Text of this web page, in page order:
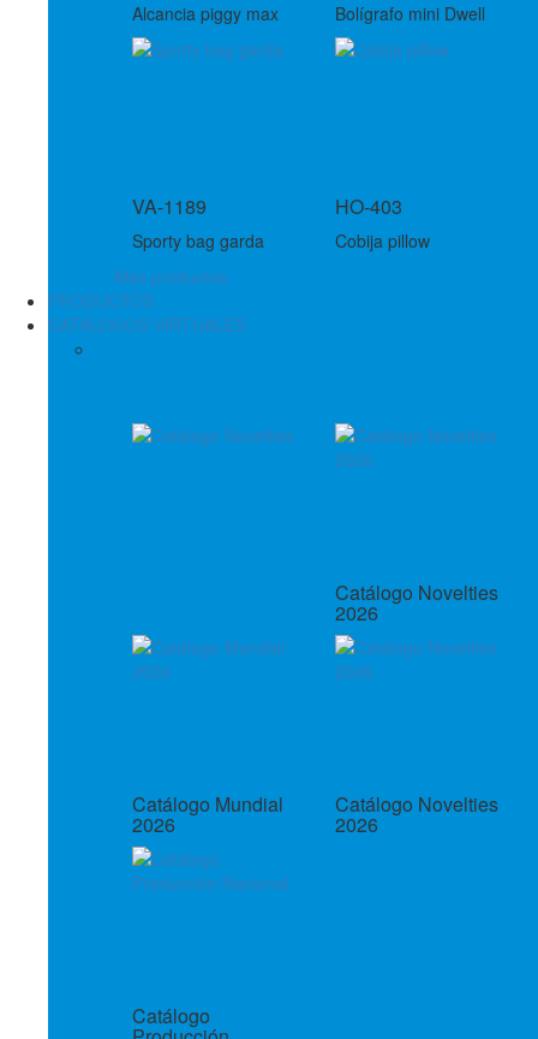
Alcancia piggy max Bolígrafo mini Dwell
VA-1189
Sporty bag garda
HO-403
Cobija pillow
Más productos
PRODUCTOS
CATÁLOGOS VIRTUALES
Catálogo Novelties
2026
Catálogo Mundial
2026
Catálogo Novelties
2026
Catálogo